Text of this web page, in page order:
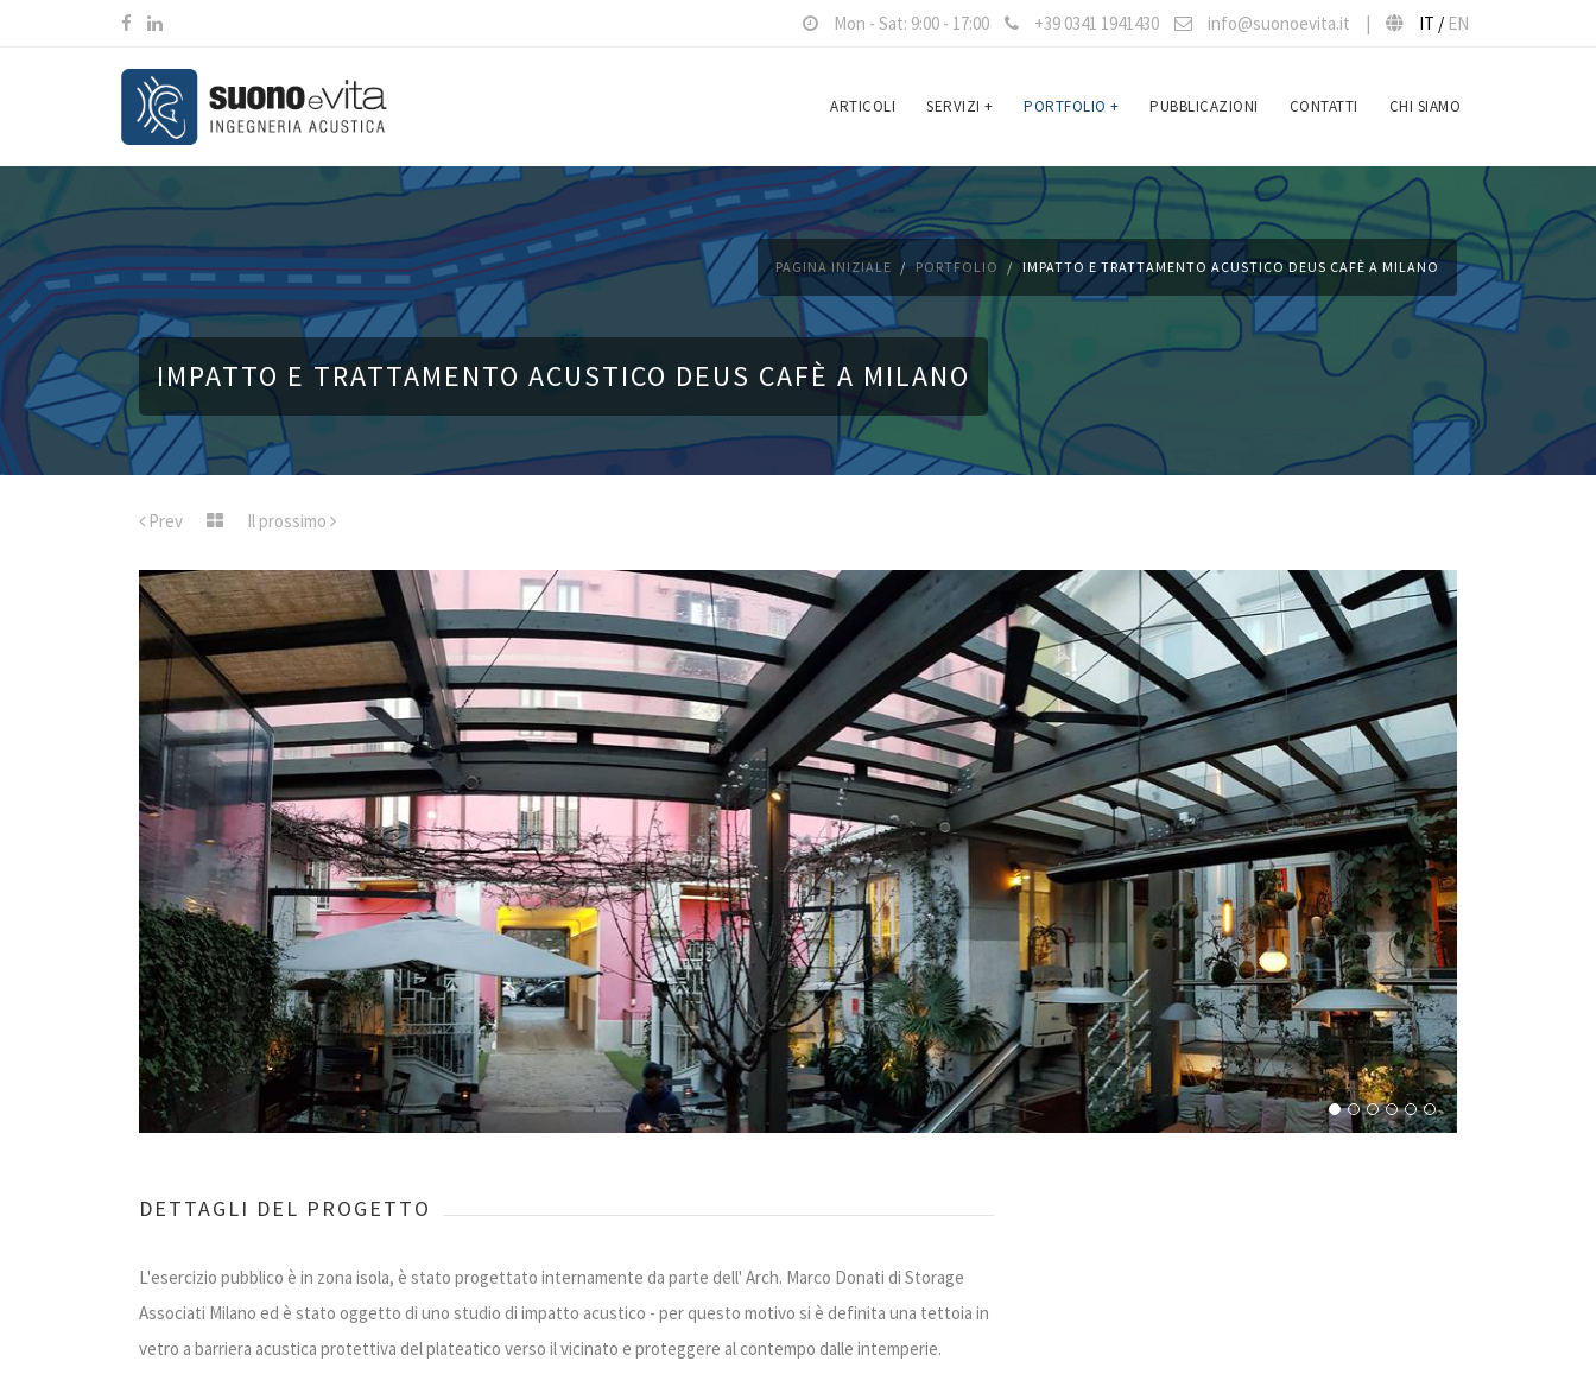
Mon - Sat: 9:00 - 17:00 +39 0341 1941430 info@suonoevita.it | IT / EN
ARTICOLI SERVIZI + PORTFOLIO + PUBBLICAZIONI CONTATTI CHI SIAMO
IMPATTO E TRATTAMENTO ACUSTICO DEUS CAFÈ A MILANO
PAGINA INIZIALE PORTFOLIO IMPATTO E TRATTAMENTO ACUSTICO DEUS CAFÈ A MILANO
Prev Il prossimo
DETTAGLI DEL PROGETTO
L'esercizio pubblico è in zona isola, è stato progettato internamente da parte dell' Arch. Marco Donati di Storage
Associati Milano ed è stato oggetto di uno studio di impatto acustico - per questo motivo si è definita una tettoia in
vetro a barriera acustica protettiva del plateatico verso il vicinato e proteggere al contempo dalle intemperie.